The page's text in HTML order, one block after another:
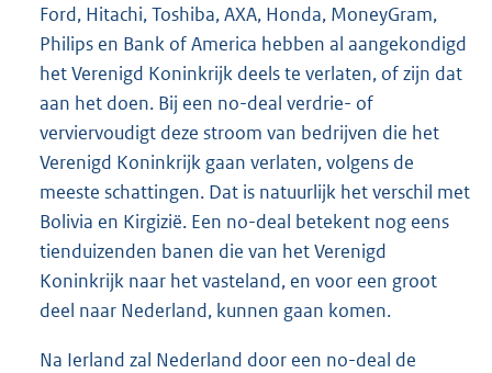
Ford, Hitachi, Toshiba, AXA, Honda, MoneyGram,
Philips en Bank of America hebben al aangekondigd
het Verenigd Koninkrijk deels te verlaten, of zijn dat
aan het doen. Bij een no-deal verdrie- of
verviervoudigt deze stroom van bedrijven die het
Verenigd Koninkrijk gaan verlaten, volgens de
meeste schattingen. Dat is natuurlijk het verschil met
Bolivia en Kirgizië. Een no-deal betekent nog eens
tienduizenden banen die van het Verenigd
Koninkrijk naar het vasteland, en voor een groot
deel naar Nederland, kunnen gaan komen.
Na Ierland zal Nederland door een no-deal de